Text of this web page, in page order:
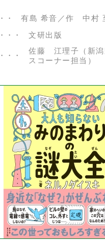
有島 希音／作 中村
文研出版
佐藤 江理子（新潟
スコーナー担当）